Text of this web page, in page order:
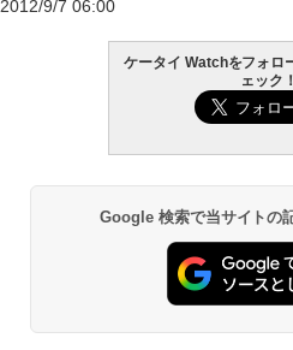
2012/9/7 06:00
ケータイ Watchをフォロ
ェック！
Google 検索で当サイトの